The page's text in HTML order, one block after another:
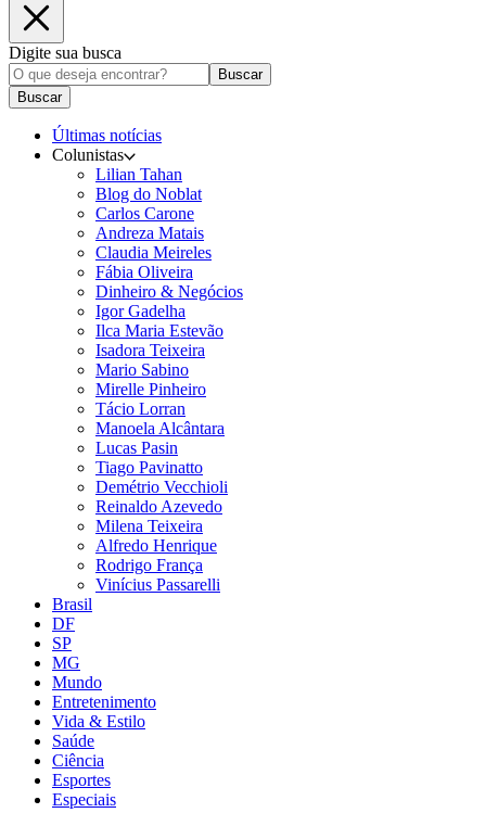
Digite sua busca
Buscar
Buscar
Últimas notícias
Colunistas
Lilian Tahan
Blog do Noblat
Carlos Carone
Andreza Matais
Claudia Meireles
Fábia Oliveira
Dinheiro & Negócios
Igor Gadelha
Ilca Maria Estevão
Isadora Teixeira
Mario Sabino
Mirelle Pinheiro
Tácio Lorran
Manoela Alcântara
Lucas Pasin
Tiago Pavinatto
Demétrio Vecchioli
Reinaldo Azevedo
Milena Teixeira
Alfredo Henrique
Rodrigo França
Vinícius Passarelli
Brasil
DF
SP
MG
Mundo
Entretenimento
Vida & Estilo
Saúde
Ciência
Esportes
Especiais